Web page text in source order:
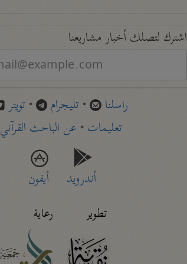
اشترك لتصلك أخبار مشاريعنا
راسلنا • تليجرام • تويتر
تعليمات• عن الباحث القرآني
أندرويد
أيفون
تطوير
رعاية